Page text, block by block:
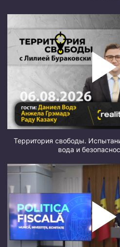
Территория свободы.
вода и